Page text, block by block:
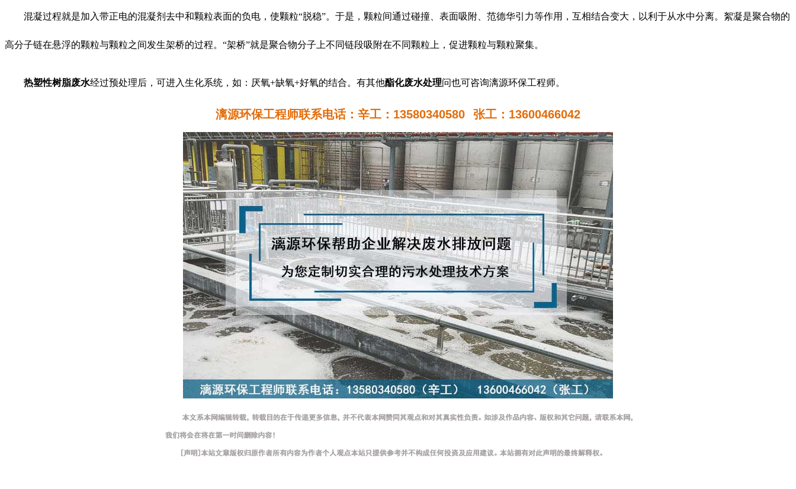
混凝过程就是加入带正电的混凝剂去中和颗粒表面的负电，使颗粒“脱稳”。于是，颗粒间通过碰撞、表面吸附、范德华引力等作用，互相结合变大，以利于从水中分离。絮凝是聚合物的
高分子链在悬浮的颗粒与颗粒之间发生架桥的过程。“架桥”就是聚合物分子上不同链段吸附在不同颗粒上，促进颗粒与颗粒聚集。
热塑性树脂废水经过预处理后，可进入生化系统，如：厌氧+缺氧+好氧的结合。有其他酯化废水处理问也可咨询漓源环保工程师。
漓源环保工程师联系电话：辛工：13580340580 张工：13600466042